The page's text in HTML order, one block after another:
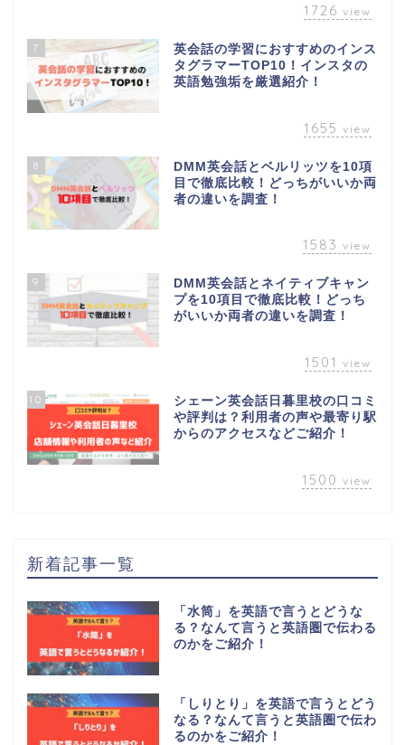
1726 view
7
英会話の学習におすすめのインス
タグラマーTOP10！インスタの
英語勉強垢を厳選紹介！
1655 view
8
DMM英会話とベルリッツを10項
目で徹底比較！どっちがいいか両
者の違いを調査！
1583 view
9
DMM英会話とネイティブキャン
プを10項目で徹底比較！どっち
がいいか両者の違いを調査！
1501 view
10
シェーン英会話日暮里校の口コミ
や評判は？利用者の声や最寄り駅
からのアクセスなどご紹介！
1500 view
新着記事一覧
「水筒」を英語で言うとどうな
る？なんて言うと英語圏で伝わる
のかをご紹介！
「しりとり」を英語で言うとどう
なる？なんて言うと英語圏で伝わ
るのかをご紹介！